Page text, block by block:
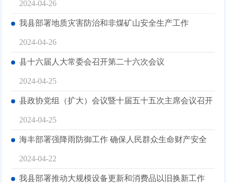
2024-04-26
我县部署地质灾害防治和非煤矿山安全生产工作
2024-04-26
县十六届人大常委会召开第二十六次会议
2024-04-25
县政协党组（扩大）会议暨十届五十五次主席会议召开
2024-04-25
海丰部署强降雨防御工作 确保人民群众生命财产安全
2024-04-22
我县部署推动大规模设备更新和消费品以旧换新工作